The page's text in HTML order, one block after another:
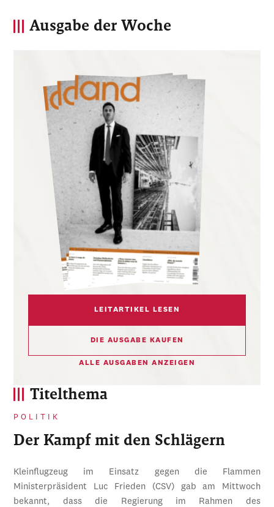
Titelthema
POLITIK
Der Kampf mit den Schlägern
Kleinflugzeug im Einsatz gegen die Flammen
Ministerpräsident Luc Frieden (CSV) gab am Mittwoch
bekannt, dass die Regierung im Rahmen des
Ausgabe der Woche
LEITARTIKEL LESEN
DIE AUSGABE KAUFEN
ALLE AUSGABEN ANZEIGEN